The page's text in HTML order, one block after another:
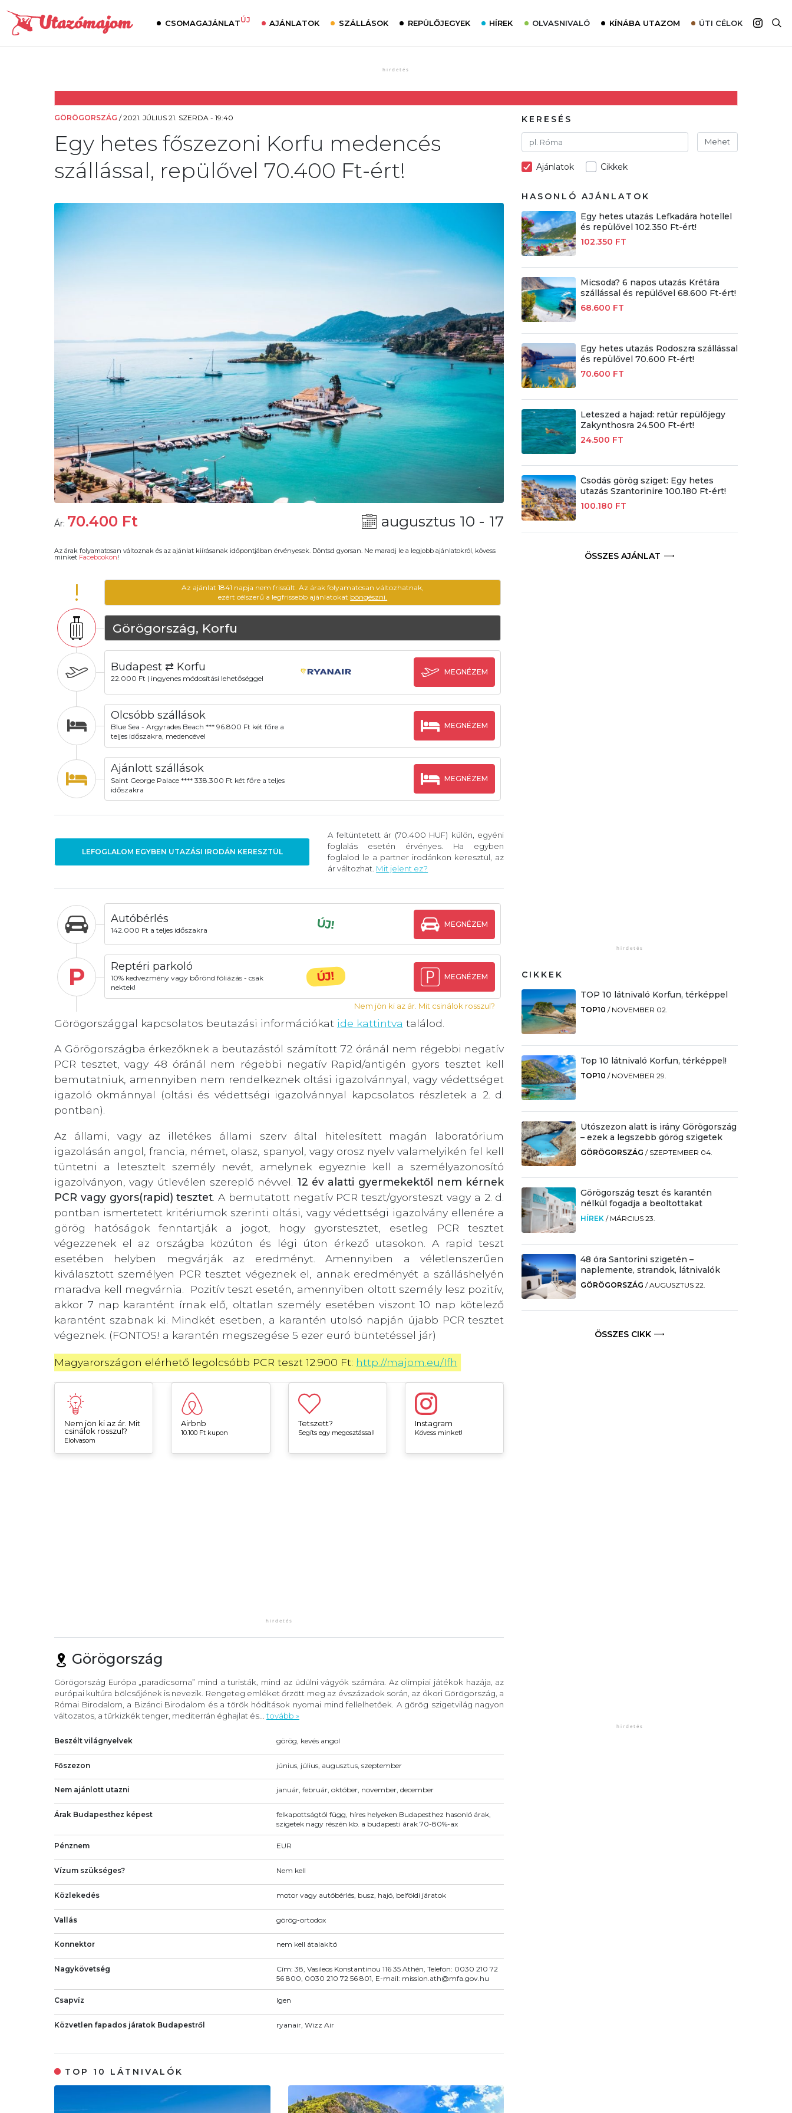
CSOMAGAJÁNLATÚJ AJÁNLATOK SZÁLLÁSOK REPÜLŐJEGYEK HÍREK OLVASNIVALÓ
Utazómajom – CitySIM kártya a világutazóknak
Élménybeszámolók
Szállodalátogatás
Sajtómegjelenések
KÍNÁBA UTAZOM ÚTI CÉLOK
Afrika
GÖRÖGORSZÁG /2021. JÚLIUS 21. SZERDA - 19:40
Egy hetes főszezoni Korfu medencés
szállással, repülővel 70.400 Ft-ért!
Ár: 70.400 Ft augusztus 10 - 17
Az árak folyamatosan változnak és az ajánlat kiírásanak időpontjában érvényesek. Döntsd gyorsan. Ne maradj le a legjobb ajánlatokról, kövess
minket Facebookon!
!
Az ajánlat 1841 napja nem frissült. Az árak folyamatosan változhatnak,
ezért célszerű a legfrissebb ajánlatokat böngészni.
Görögország, Korfu
Budapest ⇄ Korfu
22.000 Ft | ingyenes módosítási lehetőséggel
MEGNÉZEM
Olcsóbb szállások
Blue Sea - Argyrades Beach *** 96.800 Ft két főre a
teljes időszakra, medencével
MEGNÉZEM
Ajánlott szállások
Saint George Palace **** 338.300 Ft két főre a teljes
időszakra
MEGNÉZEM
LEFOGLALOM EGYBEN UTAZÁSI IRODÁN KERESZTÜL
A feltüntetett ár (70.400 HUF) külön, egyéni
foglalás esetén érvényes. Ha egyben
foglalod le a partner irodánkon keresztül, az
ár változhat. Mit jelent ez?
Autóbérlés
142.000 Ft a teljes időszakra ÚJ! MEGNÉZEM
P Reptéri parkoló
10% kedvezmény vagy bőrönd fóliázás - csak
nektek!
ÚJ! MEGNÉZEM
Nem jön ki az ár. Mit csinálok rosszul?
Görögországgal kapcsolatos beutazási információkat ide kattintva találod.
A Görögországba érkezőknek a beutazástól számított 72 óránál nem régebbi negatív
PCR tesztet, vagy 48 óránál nem régebbi negatív Rapid/antigén gyors tesztet kell
bemutatniuk, amennyiben nem rendelkeznek oltási igazolvánnyal, vagy védettséget
igazoló okmánnyal (oltási és védettségi igazolvánnyal kapcsolatos részletek a 2. d.
pontban).
Az állami, vagy az illetékes állami szerv által hitelesített magán laboratórium
igazolásán angol, francia, német, olasz, spanyol, vagy orosz nyelv valamelyikén fel kell
tüntetni a letesztelt személy nevét, amelynek egyeznie kell a személyazonosító
igazolványon, vagy útlevélen szereplő névvel.
12 év alatti gyermekektől nem kérnek
PCR vagy gyors(rapid) tesztet . A bemutatott negatív PCR teszt/gyorsteszt vagy a 2. d.
pontban ismertetett kritériumok szerinti oltási, vagy védettségi igazolvány ellenére a
görög hatóságok fenntartják a jogot, hogy gyorstesztet, esetleg PCR tesztet
végezzenek el az országba közúton és légi úton érkező utasokon. A rapid teszt
esetében helyben megvárják az eredményt. Amennyiben a véletlenszerűen
kiválasztott személyen PCR tesztet végeznek el, annak eredményét a szálláshelyén
maradva kell megvárnia. Pozitív teszt esetén, amennyiben oltott személy lesz pozitív,
akkor 7 nap karantént írnak elő, oltatlan személy esetében viszont 10 nap kötelező
karantént szabnak ki. Mindkét esetben, a karantén utolsó napján újabb PCR tesztet
végeznek. (FONTOS! a karantén megszegése 5 ezer euró büntetéssel jár)
Magyarországon elérhető legolcsóbb PCR teszt 12.900 Ft: http://majom.eu/Ifh
Nem jön ki az ár. Mit
csinálok rosszul?
Elolvasom
Airbnb
10.100 Ft kupon
Tetszett?
Segíts egy megosztással!
Instagram
Kövess minket!
Görögország
Görögország Európa „paradicsoma” mind a turisták, mind az üdülni vágyók számára. Az olimpiai játékok hazája, az
európai kultúra bölcsőjének is nevezik. Rengeteg emléket őrzött meg az évszázadok során, az ókori Görögország, a
Római Birodalom, a Bizánci Birodalom és a török hódítások nyomai mind fellelhetőek. A görög szigetvilág nagyon
változatos, a türkizkék tenger, mediterrán éghajlat és... tovább »
Beszélt világnyelvek görög, kevés angol
Főszezon június, július, augusztus, szeptember
Nem ajánlott utazni január, február, október, november, december
Árak Budapesthez képest
felkapottságtól függ, híres helyeken Budapesthez hasonló árak,
szigetek nagy részén kb. a budapesti árak 70-80%-ax
Pénznem EUR
Vízum szükséges? Nem kell
Közlekedés motor vagy autóbérlés, busz, hajó, belföldi járatok
Vallás görög-ortodox
Konnektor nem kell átalakító
Nagykövetség
Cím: 38, Vasileos Konstantinou 116 35 Athén, Telefon: 0030 210 72
56 800, 0030 210 72 56 801, E-mail: mission.ath@mfa.gov.hu
Csapvíz Igen
Közvetlen fapados járatok Budapestről ryanair, Wizz Air
TOP 10 LÁTNIVALÓK
KERESÉS
Mehet
Ajánlatok Cikkek
HASONLÓ AJÁNLATOK
Egy hetes utazás Lefkadára hotellel
és repülővel 102.350 Ft-ért!
102.350 FT
Micsoda? 6 napos utazás Krétára
szállással és repülővel 68.600 Ft-ért!
68.600 FT
Egy hetes utazás Rodoszra szállással
és repülővel 70.600 Ft-ért!
70.600 FT
Leteszed a hajad: retúr repülőjegy
Zakynthosra 24.500 Ft-ért!
24.500 FT
Csodás görög sziget: Egy hetes
utazás Szantorinire 100.180 Ft-ért!
100.180 FT
ÖSSZES AJÁNLAT
CIKKEK
TOP 10 látnivaló Korfun, térképpel
TOP10 / NOVEMBER 02.
Top 10 látnivaló Korfun, térképpel!
TOP10 / NOVEMBER 29.
Utószezon alatt is irány Görögország
– ezek a legszebb görög szigetek
GÖRÖGORSZÁG / SZEPTEMBER 04.
Görögország teszt és karantén
nélkül fogadja a beoltottakat
HÍREK / MÁRCIUS 23.
48 óra Santorini szigetén –
naplemente, strandok, látnivalók
GÖRÖGORSZÁG /AUGUSZTUS 22.
ÖSSZES CIKK